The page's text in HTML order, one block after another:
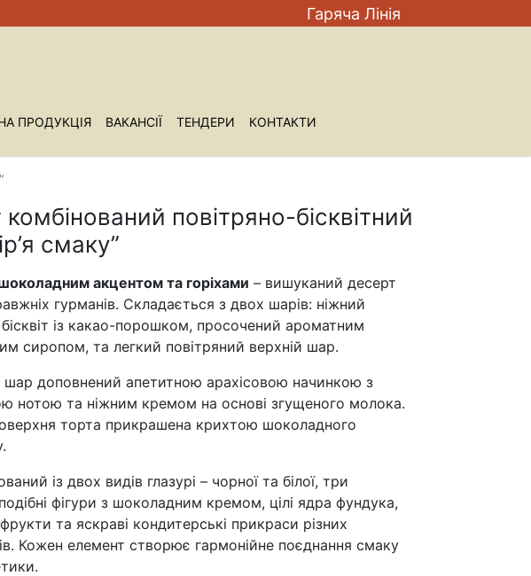
Гаряча Лiнiя
ПРОДУКЦІЯ ВАКАНСIЇ ТЕНДЕРИ КОНТАКТИ
комбінований повітряно-бісквітний
смаку”
акцентом та горіхами – вишуканий десерт
гурманів. Складається з двох шарів: ніжний
із какао-порошком, просочений ароматним
сиропом, та легкий повітряний верхній шар.
шар доповнений апетитною арахісовою начинкою з
нотою та ніжним кремом на основі згущеного молока.
торта прикрашена крихтою шоколадного
із двох видів глазурі – чорної та білої, три
фігури з шоколадним кремом, цілі ядра фундука,
та яскраві кондитерські прикраси різних
Кожен елемент створює гармонійне поєднання смаку